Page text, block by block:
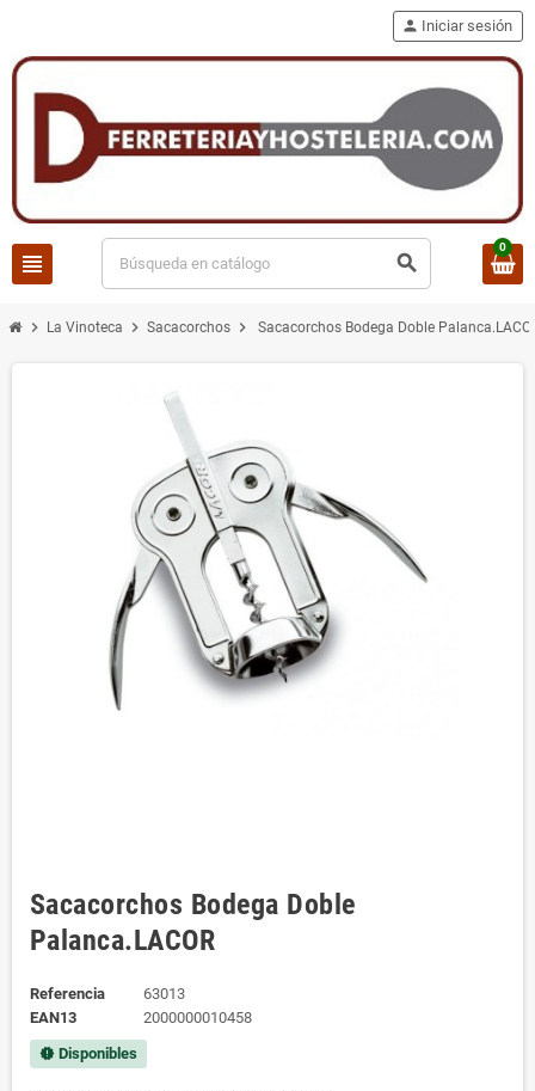
view_headline search
person Iniciar sesión
0
chevron_right La Vinoteca chevron_right Sacacorchos chevron_right Sacacorchos Bodega Doble
Sacacorchos Bodega Doble
Palanca.LACOR
Referencia
63013
EAN13
2000000010458
new_releases Disponibles